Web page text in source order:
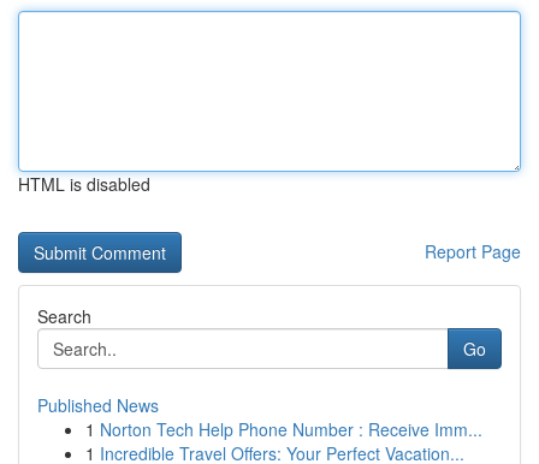
HTML is disabled
Report Page
Search
Go
Published News
1 Norton Tech Help Phone Number : Receive Imm...
1 Incredible Travel Offers: Your Perfect Vacation...